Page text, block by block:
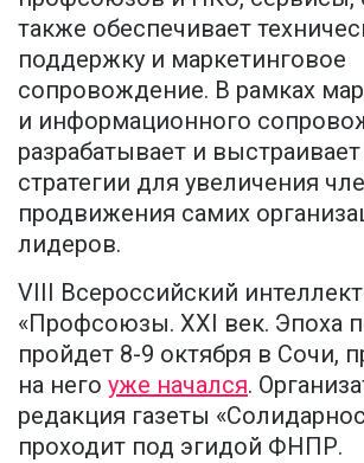
также обеспечивает
поддержку и маркетинговое
сопровождение. В рамках
и информационного
разрабатывает и выстраивает
стратегии для увеличения
продвижения самих
лидеров.
VIII Всероссийский
«Профсоюзы. XXI век. Эпоха
пройдет 8-9 октября в Сочи,
на него уже начался.
редакция газеты
проходит под эгидой ФНПР.